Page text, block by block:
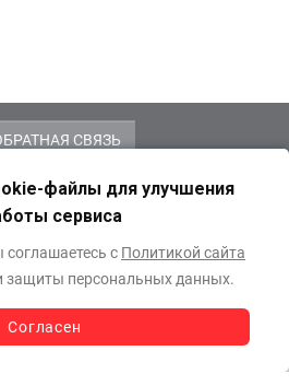
файлы для улучшения
сервиса
соглашаетесь с Политикой сайта
защиты персональных данных.
СогласенСВЯЗАТЬСЯ
С МЕНЕДЖЕРОМ
СВЯЗЬ
0
0
Реквизиты